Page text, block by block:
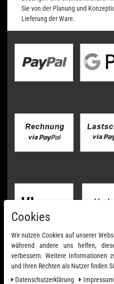
Sie von der Planung und
Lieferung der Ware.
Cookies
Wir nutzen Cookies auf unserer
während andere uns helfen,
verbessern. Weitere Informationen
und Ihren Rechten als Nutzer finden
Daten­schutz­erklärung
Impressum